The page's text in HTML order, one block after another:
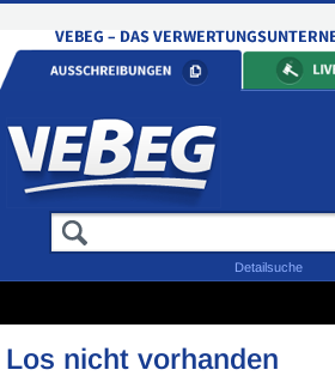
Detailsuche
Los nicht vorhanden